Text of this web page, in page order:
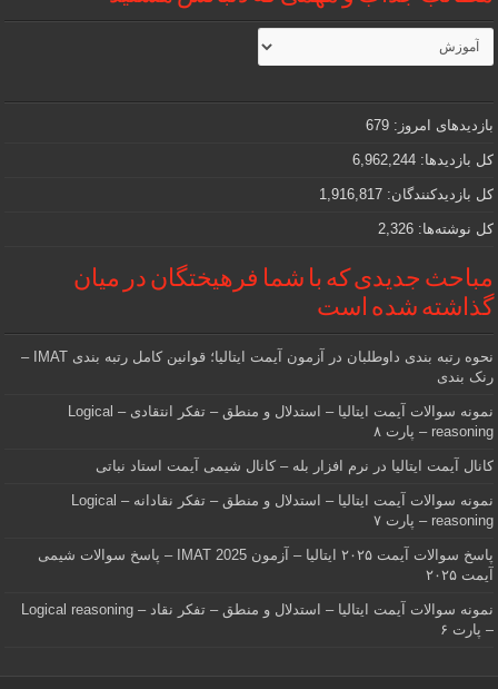
مطالب
جذاب
و
که
دنبالش
هستید
بازدیدهای امروز: 679
کل بازدیدها: 6,962,244
کل بازدیدکنند‌گان: 1,916,817
کل نوشته‌ها: 2,326
مباحث جدیدی که با شما فرهیختگان در میان
گذاشته شده است
نحوه رتبه بندی داوطلبان در آزمون آیمت ایتالیا؛ قوانین کامل رتبه بندی IMAT –
رنک بندی
نمونه سوالات آیمت ایتالیا – استدلال و منطق – تفکر انتقادی – Logical
reasoning – پارت ۸
کانال آیمت ایتالیا در نرم افزار بله – کانال شیمی آیمت استاد نباتی
نمونه سوالات آیمت ایتالیا – استدلال و منطق – تفکر نقادانه – Logical
reasoning – پارت ۷
پاسخ سوالات آیمت ۲۰۲۵ ایتالیا – آزمون IMAT 2025 – پاسخ سوالات شیمی
آیمت ۲۰۲۵
نمونه سوالات آیمت ایتالیا – استدلال و منطق – تفکر نقاد – Logical reasoning
– پارت ۶